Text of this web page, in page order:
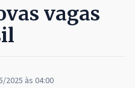
vagas
2025 às 04:00